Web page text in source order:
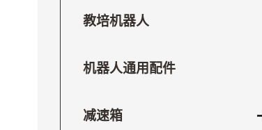
教培机器人
机器人通用配件
减速箱